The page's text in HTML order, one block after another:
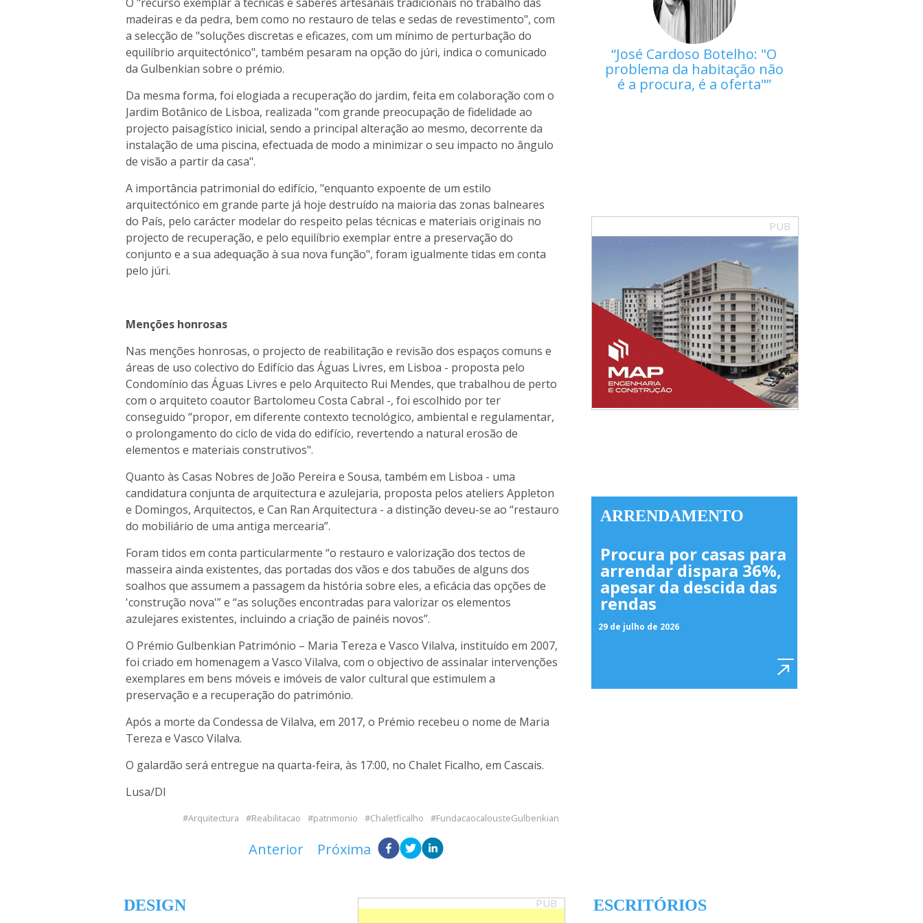
madeiras e da pedra, bem como no restauro de telas e sedas de revestimento", com
a selecção de "soluções discretas e eficazes, com um mínimo de perturbação do
equilíbrio arquitectónico", também pesaram na opção do júri, indica o comunicado
da Gulbenkian sobre o prémio.
Da mesma forma, foi elogiada a recuperação do jardim, feita em colaboração com o
Jardim Botânico de Lisboa, realizada "com grande preocupação de fidelidade ao
projecto paisagístico inicial, sendo a principal alteração ao mesmo, decorrente da
instalação de uma piscina, efectuada de modo a minimizar o seu impacto no ângulo
de visão a partir da casa".
A importância patrimonial do edifício, "enquanto expoente de um estilo
arquitectónico em grande parte já hoje destruído na maioria das zonas balneares
do País, pelo carácter modelar do respeito pelas técnicas e materiais originais no
projecto de recuperação, e pelo equilíbrio exemplar entre a preservação do
conjunto e a sua adequação à sua nova função", foram igualmente tidas em conta
pelo júri.
Menções honrosas
Nas menções honrosas, o projecto de reabilitação e revisão dos espaços comuns e
áreas de uso colectivo do Edifício das Águas Livres, em Lisboa - proposta pelo
Condomínio das Águas Livres e pelo Arquitecto Rui Mendes, que trabalhou de perto
com o arquiteto coautor Bartolomeu Costa Cabral -, foi escolhido por ter
conseguido “propor, em diferente contexto tecnológico, ambiental e regulamentar,
o prolongamento do ciclo de vida do edifício, revertendo a natural erosão de
elementos e materiais construtivos".
Quanto às Casas Nobres de João Pereira e Sousa, também em Lisboa - uma
candidatura conjunta de arquitectura e azulejaria, proposta pelos ateliers Appleton
e Domingos, Arquitectos, e Can Ran Arquitectura - a distinção deveu-se ao “restauro
do mobiliário de uma antiga mercearia”.
Foram tidos em conta particularmente “o restauro e valorização dos tectos de
masseira ainda existentes, das portadas dos vãos e dos tabuões de alguns dos
soalhos que assumem a passagem da história sobre eles, a eficácia das opções de
'construção nova'” e “as soluções encontradas para valorizar os elementos
azulejares existentes, incluindo a criação de painéis novos”.
O Prémio Gulbenkian Património – Maria Tereza e Vasco Vilalva, instituído em 2007,
foi criado em homenagem a Vasco Vilalva, com o objectivo de assinalar intervenções
exemplares em bens móveis e imóveis de valor cultural que estimulem a
preservação e a recuperação do património.
Após a morte da Condessa de Vilalva, em 2017, o Prémio recebeu o nome de Maria
Tereza e Vasco Vilalva.
O galardão será entregue na quarta-feira, às 17:00, no Chalet Ficalho, em Cascais.
Lusa/DI
Arquitectura Reabilitacao patrimonio Chaletficalho FundacaocalousteGulbenkian
Anterior Próxima
José Cardoso Botelho: "O
problema da habitação não
é a procura, é a oferta"
PUB
ARRENDAMENTO
Procura por casas para
arrendar dispara 36%,
apesar da descida das
rendas
29 de julho de 2026
DESIGN PUB ESCRITÓRIOS